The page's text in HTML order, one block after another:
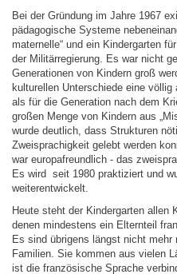
Bei der Gründung im Jahre 1967
pädagogische Systeme
maternelle“ und ein Kindergarten
der Militärregierung. Es war nicht
Generationen von Kindern groß
kulturellen Unterschiede eine völlig
als für die Generation nach dem
großen Menge von Kindern aus
wurde deutlich, dass Strukturen
Zweisprachigkeit gelebt werden
war europafreundlich - das
Es wird seit 1980 praktiziert und
weiterentwickelt.
Heute steht der Kindergarten allen
denen mindestens ein Elternteil
Es sind übrigens längst nicht
Familien. Sie kommen aus vielen
ist die französische Sprache